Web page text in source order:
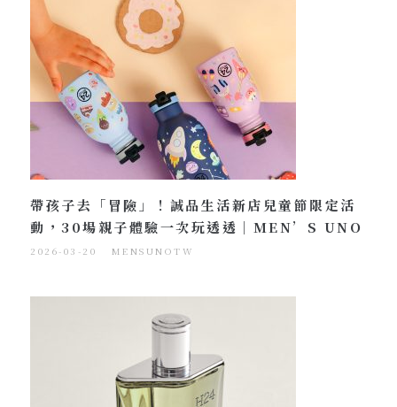
帶孩子去「冒險」！誠品生活新店兒童節限定活
動，30場親子體驗一次玩透透｜MEN’S UNO
2026-03-20 MENSUNOTW